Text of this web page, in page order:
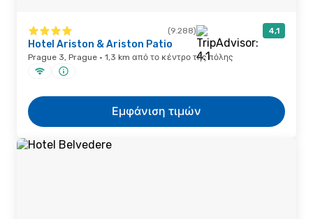
(9.288) 4,1
Hotel Ariston & Ariston Patio
Prague 3, Prague · 1,3 km από το κέντρο της πόλης
Εμφάνιση τιμών